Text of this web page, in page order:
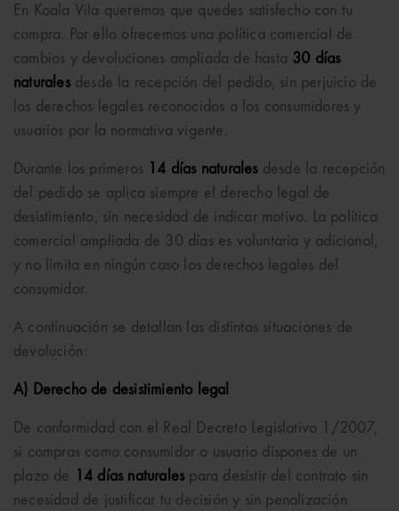
En Koala Vila queremos que quedes satisfecho con tu
compra. Por ello ofrecemos una política comercial de
cambios y devoluciones ampliada de hasta 30 días
naturalesdesde la recepción del pedido, sin perjuicio de
los derechos legales reconocidos a los consumidores y
usuarios por la normativa vigente.
Durante los primeros 14 días naturalesdesde la recepción
del pedido se aplica siempre el derecho legal de
desistimiento, sin necesidad de indicar motivo. La política
comercial ampliada de 30 días es voluntaria y adicional,
y no limita en ningún caso los derechos legales del
consumidor.
A continuación se detallan las distintas situaciones de
devolución:
A) Derecho de desistimiento legal
De conformidad con el Real Decreto Legislativo 1/2007,
si compras como consumidor o usuario dispones de un
plazo de
14 días naturalespara desistir del contrato sin
necesidad de justificar tu decisión y sin penalización